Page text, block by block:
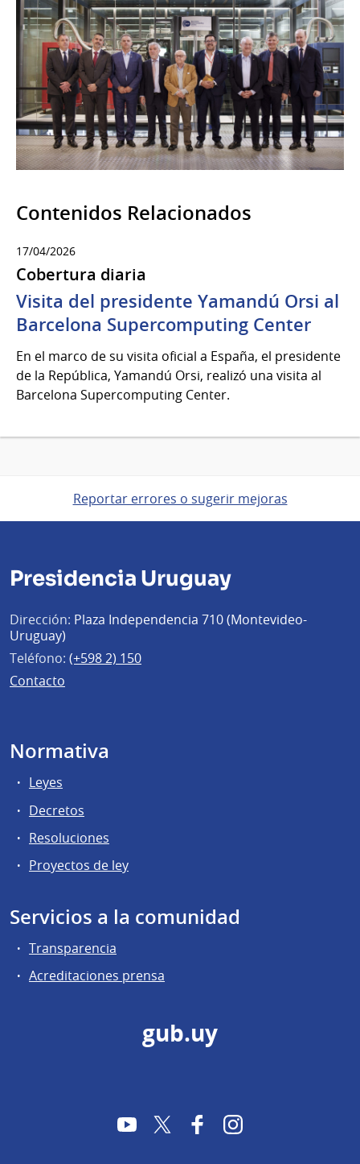
Contenidos Relacionados
17/04/2026
Cobertura diaria
Visita del presidente Yamandú Orsi al
Barcelona Supercomputing Center
En el marco de su visita oficial a España, el presidente
de la República, Yamandú Orsi, realizó una visita al
Barcelona Supercomputing Center.
Reportar errores o sugerir mejoras
Presidencia Uruguay
Dirección: Plaza Independencia 710 (Montevideo-
Uruguay)
Teléfono: (+598 2) 150
Contacto
Normativa
Leyes
Decretos
Resoluciones
Proyectos de ley
Servicios a la comunidad
Transparencia
Acreditaciones prensa
gub.uy
YouTubeTwitter FacebookInstagram